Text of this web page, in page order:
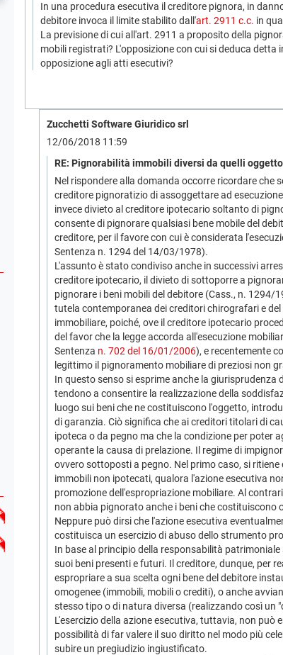
In una procedura esecutiva il creditore pignora, in
debitore invoca il limite stabilito dall'art. 2911 c.c. in
La previsione di cui all'art. 2911 a proposito della
mobili registrati? L'opposizione con cui si deduca
opposizione agli atti esecutivi?
Zucchetti Software Giuridico srl
12/06/2018 11:59
RE: Pignorabilità immobili diversi da quelli
Nel rispondere alla domanda occorre ricordare che
creditore pignoratizio di assoggettare ad
invece divieto al creditore ipotecario soltanto di
consente di pignorare qualsiasi bene mobile del
creditore, per il favore con cui è considerata
Sentenza n. 1294 del 14/03/1978).
L'assunto è stato condiviso anche in successivi
creditore ipotecario, il divieto di sottoporre a
pignorare i beni mobili del debitore (Cass., n. 1294/
tutela contemporanea dei creditori chirografari e
immobiliare, poiché, ove il creditore ipotecario
del favor che la legge accorda all'esecuzione
Sentenza n. 702 del 16/01/2006), e recentemente
legittimo il pignoramento mobiliare di preziosi non
In questo senso si esprime anche la giurisprudenza
tendono a consentire la realizzazione della
luogo sui beni che ne costituiscono l'oggetto,
di garanzia. Ciò significa che ai creditori titolari di
ipoteca o da pegno ma che la condizione per poter
operante la causa di prelazione. Il regime di
ovvero sottoposti a pegno. Nel primo caso, si
immobili non ipotecati, qualora l'azione esecutiva
promozione dell'espropriazione mobiliare. Al
non abbia pignorato anche i beni che costituiscono
Neppure può dirsi che l'azione esecutiva
costituisca un esercizio di abuso dello strumento
In base al principio della responsabilità
suoi beni presenti e futuri. Il creditore, dunque, per
espropriare a sua scelta ogni bene del debitore
omogenee (immobili, mobili o crediti), o anche
stesso tipo o di natura diversa (realizzando così un
L'esercizio della azione esecutiva, tuttavia, non può
possibilità di far valere il suo diritto nel modo più
subire un pregiudizio ingiustificato.